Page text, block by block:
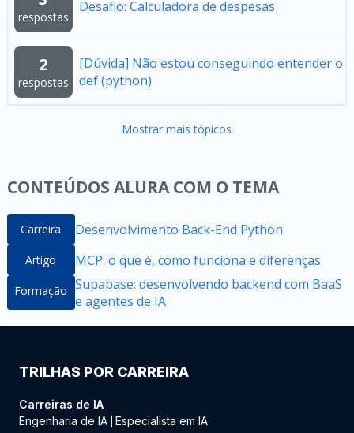
respostas
Desafio: Calculadora de despesas
2
respostas
[Dúvida] Não estou conseguindo entender o
def (python)
Mostrar mais tópicos
CONTEÚDOS ALURA COM O TEMA
Carreira Desenvolvimento Back-End Python
Artigo MCP: o que é, como funciona e diferenças
Formação Supabase: desenvolvendo backend com BaaS
e agentes de IA
TRILHAS POR CARREIRA
Carreiras de IA
Engenharia de IA Especialista em IA